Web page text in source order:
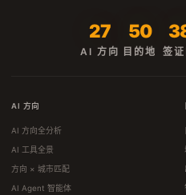
27
AI 方向
50
目的地 签证
AI 方向
AI 方向全分析
AI 工具全景
方向 × 城市匹配
AI Agent 智能体